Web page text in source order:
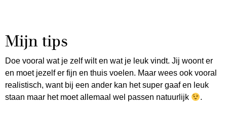
Mijn tips
Doe vooral wat je zelf wilt en wat je leuk vindt. Jij woont er
en moet jezelf er fijn en thuis voelen. Maar wees ook vooral
realistisch, want bij een ander kan het super gaaf en leuk
staan maar het moet allemaal wel passen natuurlijk
.